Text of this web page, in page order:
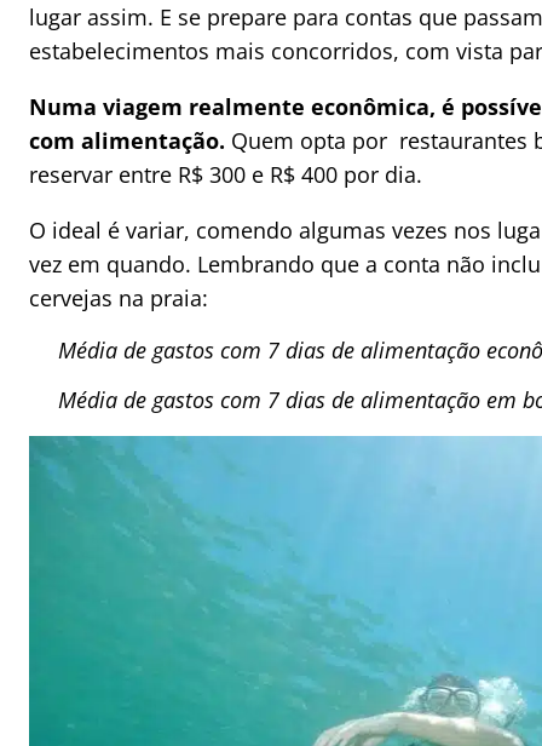
lugar assim. E se prepare para contas que
estabelecimentos mais concorridos, com vista
Numa viagem realmente econômica, é
com alimentação. Quem opta por restaurantes
reservar entre R$ 300 e R$ 400 por dia.
O ideal é variar, comendo algumas vezes nos
vez em quando. Lembrando que a conta não
cervejas na praia:
Média de gastos com 7 dias de alimentação
Média de gastos com 7 dias de alimentação em